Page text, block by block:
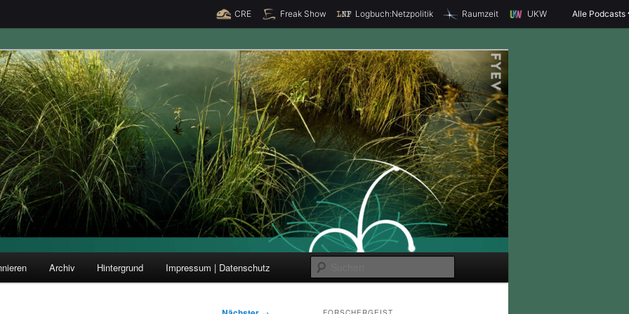
CRE Freak Show Logbuch:Netzpolitik Raumzeit UKW Alle Podcasts
und Forschung
u
Archiv Hintergrund Impressum | Datenschutz